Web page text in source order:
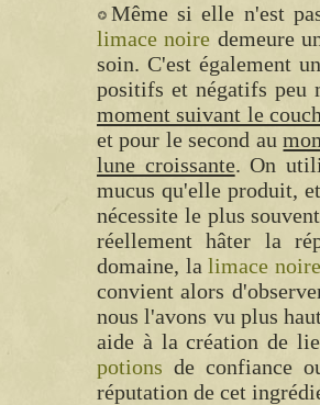
Même si elle n'est
limace noire demeure
soin. C'est également
positifs et négatifs peu
moment suivant le
et pour le second au
lune croissante. On
mucus qu'elle produit,
nécessite le plus
réellement hâter la
domaine, lalimace noire
convient alors
nous l'avons vu plus
aide à la création de
potions de confiance
réputation de cet